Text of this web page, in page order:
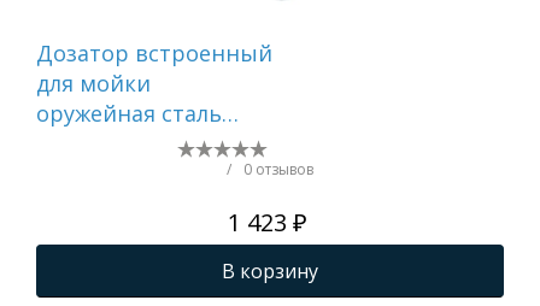
Дозатор встроенный
для мойки
оружейная сталь
/ 0 отзывов
1 423 ₽
В корзину